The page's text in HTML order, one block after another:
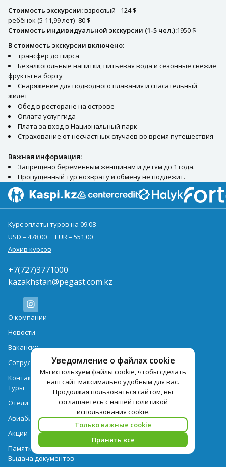
Стоимость экскурсии:взрослый - 124 $
ребёнок (5-11,99 лет) -80 $
Стоимость индивидуальной экскурсии (1-5 чел.):1950 $
В стоимость экскурсии включено:
трансфер до пирса
Безалкогольные напитки, питьевая вода и сезонные свежие
фрукты на борту
Снаряжение для подводного плавания и спасательный
жилет
Обед в ресторане на острове
Оплата услуг гида
Плата за вход в Национальный парк
Страхование от несчастных случаев во время путешествия
Важная информация:
Запрещено беременным женщинам и детям до 1 года.
Пропущенный тур возврату и обмену не подлежит.
Уведомление о файлах cookie
Мы используем файлы cookie, чтобы сделать
наш сайт максимально удобным для вас.
Продолжая пользоваться сайтом, вы
соглашаетесь с нашей политикой
использования cookie.
Только важные cookie
Принять все
Курс оплаты туров на 09.08
USD = 478,00
EUR = 551,00
Архив курсов
+7(727)3771000
kazakhstan@pegast.com.kz
О компании
Новости
Вакансии
Сотрудничество
Контактная информация
Туры
Отели
Авиабилеты
Акции
Памятка для туристов
Выдача документов